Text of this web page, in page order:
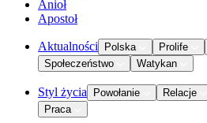
Anioł
Apostoł
Aktualności Polska Prolife
Społeczeństwo
Watykan
Styl życia Powołanie Relacje
Praca